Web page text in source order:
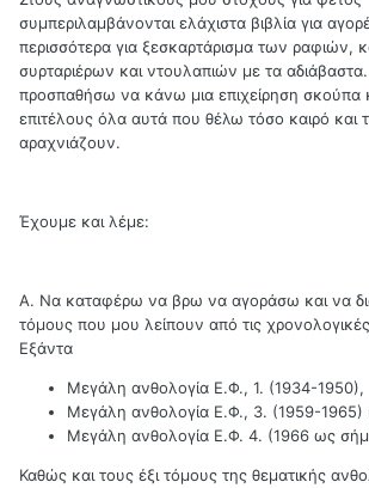
συμπεριλαμβάνονται ελάχιστα βιβλία για
περισσότερα για ξεσκαρτάρισμα των ραφιών,
συρταριέρων και ντουλαπιών με τα
προσπαθήσω να κάνω μια επιχείρηση σκούπα
επιτέλους όλα αυτά που θέλω τόσο καιρό και
αραχνιάζουν.
Έχουμε και λέμε:
Α. Να καταφέρω να βρω να αγοράσω και να
τόμους που μου λείπουν από τις
Εξάντα
Μεγάλη ανθολογία Ε.Φ., 1. (1934-1950),
Μεγάλη ανθολογία Ε.Φ., 3. (1959-1965)
Μεγάλη ανθολογία Ε.Φ. 4. (1966 ως
Καθώς και τους έξι τόμους της θεματικής